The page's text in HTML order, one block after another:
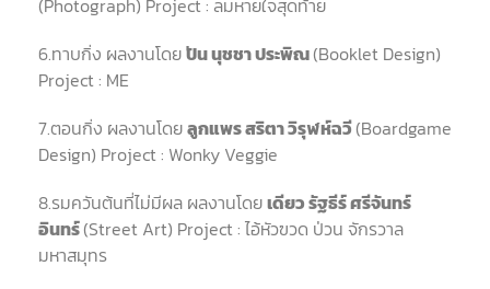
(Photograph) Project : ลมหายใจสุดท้าย
6.ทาบกิ่ง ผลงานโดยปันนุชชาประพิณ(Booklet Design)
Project : ME
7.ตอนกิ่ง ผลงานโดยลูกแพรสริตาวิรุฬห์ฉวี(Boardgame
Design) Project : Wonky Veggie
8.รมควันต้นที่ไม่มีผล ผลงานโดยเดียวรัฐธีร์ศรีจันทร์
อินทร์(Street Art) Project : ไอ้หัวฃวด ป่วน จักรวาล
มหาสมุทร